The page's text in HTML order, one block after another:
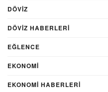
DÖVİZ
DÖVIZ HABERLERI
EĞLENCE
EKONOMİ
EKONOMI HABERLERI